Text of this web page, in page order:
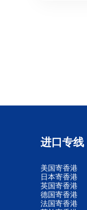
进口专线
美国寄香港
日本寄香港
英国寄香港
德国寄香港
法国寄香港